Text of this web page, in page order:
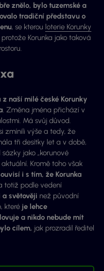
znělo, bylo tuzemské a
tradiční představu o
, se kterou loterie Korunky
Korunka jako taková
z naší milé české Korunky
. Změna jména přichází v
Má svůj důvod.
zmínili výše a tedy, že
tři desítky let a v době,
jako „korunové
Kromě toho však
i s tím, že Korunka
totiž podle vedení
světověji než původní
které je lehce
a nikdo nebude mít
cílem, jak prozradil ředitel